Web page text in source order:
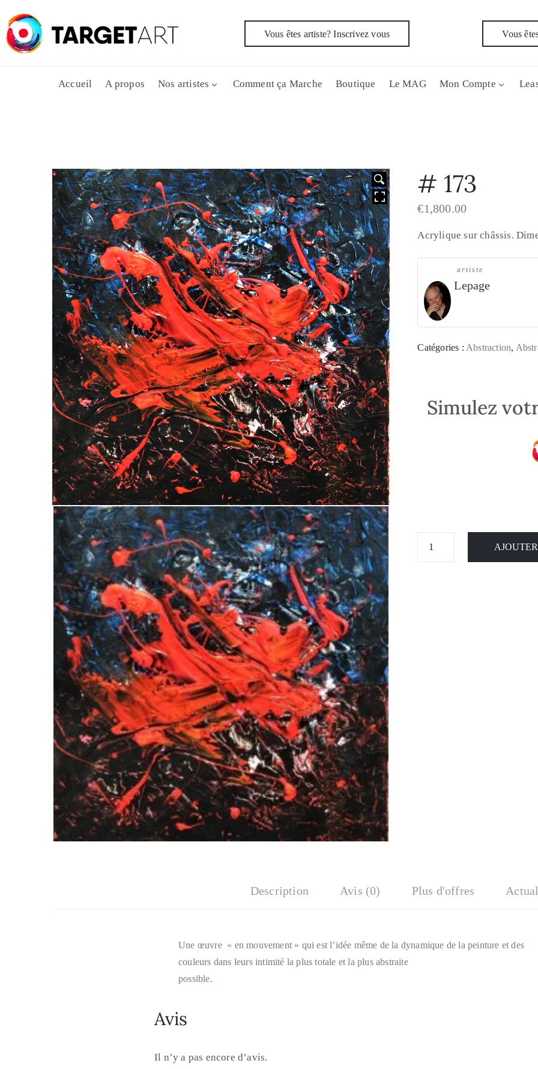
Vous êtes artiste? Inscrivez vous Vous
Accueil A propos Nos artistes Comment ça Marche Boutique Le MAG Mon Compte
HOVER # 173
€1,800.00
Acrylique sur châssis.
artiste
Lepage
Catégories : Abstraction,
Simulez
Description Avis (0) Plus d'offres
Une œuvre « en mouvement » qui est l’idée même de la dynamique de la peinture et des
couleurs dans leurs intimité la plus totale et la plus abstraite
possible.
Avis
Il n’y a pas encore d’avis.